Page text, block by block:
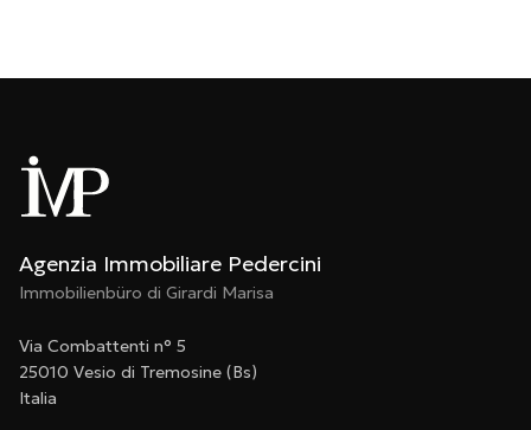
Agenzia Immobiliare Pedercini
Immobilienbüro di Girardi Marisa
Via Combattenti n° 5
25010 Vesio di Tremosine (Bs)
Italia